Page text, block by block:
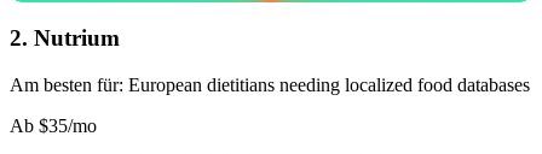
2. Nutrium
Am besten für: European dietitians needing localized food databases
Ab $35/mo